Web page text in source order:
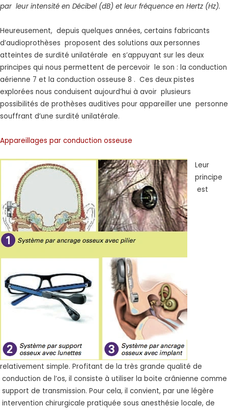
par leur intensité en Décibel (dB) et leur fréquence en Hertz (Hz).
Heureusement, depuis quelques années, certains fabricants
d’audioprothèses proposent des solutions aux personnes
atteintes de surdité unilatérale en s’appuyant sur les deux
principes qui nous permettent de percevoir le son : la conduction
aérienne 7 et la conduction osseuse 8 . Ces deux pistes
explorées nous conduisent aujourd’hui à avoir plusieurs
possibilités de prothèses auditives pour appareiller une personne
souffrant d’une surdité unilatérale.
Appareillages par conduction osseuse
Leur
principe
est
relativement simple. Profitant de la très grande qualité de
conduction de l’os, il consiste à utiliser la boite crânienne comme
support de transmission. Pour cela, il convient, par une légère
intervention chirurgicale pratiquée sous anesthésie locale, de